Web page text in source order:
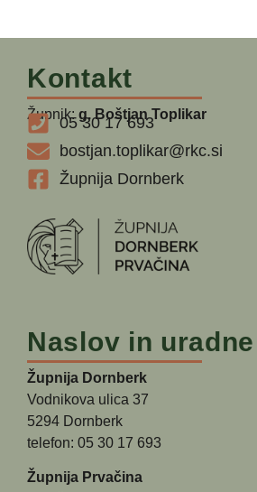
Kontakt
Župnik:g. Boštjan Toplikar
05 30 17 693
bostjan.toplikar@rkc.si
Župnija Dornberk
Naslov in
Župnija Dornberk
Vodnikova ulica 37
5294 Dornberk
telefon: 05 30 17 693
Župnija Prvačina